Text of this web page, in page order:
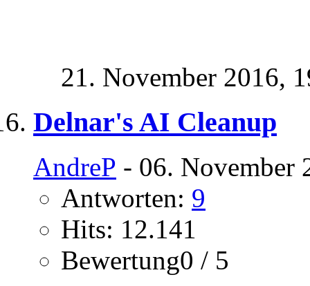
21. November 2016,
Delnar's AI Cleanup
AndreP - 06. November
Antworten: 9
Hits: 12.141
Bewertung0 / 5